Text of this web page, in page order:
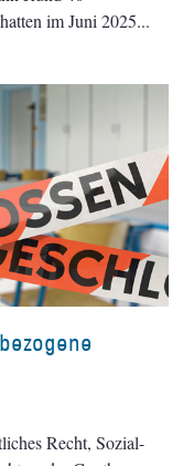
im Juni 2025
Recht, Sozial-